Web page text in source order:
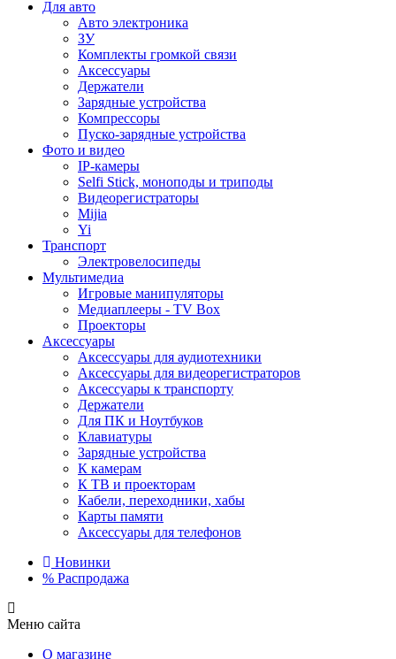
Для авто
Авто электроника
ЗУ
Комплекты громкой связи
Аксессуары
Держатели
Зарядные устройства
Компрессоры
Пуско-зарядные устройства
Фото и видео
IP-камеры
Selfi Stick, моноподы и триподы
Видеорегистраторы
Mijia
Yi
Транспорт
Электровелосипеды
Мультимедиа
Игровые манипуляторы
Медиаплееры - TV Box
Проекторы
Аксессуары
Аксессуары для аудиотехники
Аксессуары для видеорегистраторов
Аксессуары к транспорту
Держатели
Для ПК и Ноутбуков
Клавиатуры
Зарядные устройства
К камерам
К ТВ и проекторам
Кабели, переходники, хабы
Карты памяти
Аксессуары для телефонов
Новинки
% Распродажа
Меню сайта
О магазине